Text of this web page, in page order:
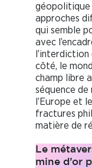
géopolitique
approches
qui semble
avec
côté, le
champ libre
séquence
l’Europe et
fractures
matière de
Le
mine d’or